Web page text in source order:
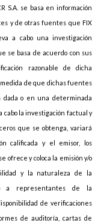
S.A. se basa en información
y de otras fuentes que FIX
a cabo una investigación
se basa de acuerdo con sus
razonable de dicha
de que dichas fuentes
o en una determinada
cabo la investigación factual y
que se obtenga, variará
calificada y el emisor, los
ofrece y coloca la emisión y/o
y la naturaleza de la
a representantes de la
de verificaciones
de auditoría, cartas de